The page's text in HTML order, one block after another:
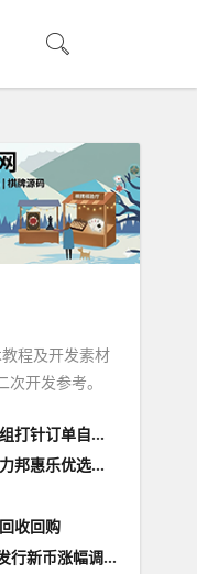
程及开发素材
开发参考。
自动匹配系统
拼购拼团返利系统
收回购
幅调控+代理后台